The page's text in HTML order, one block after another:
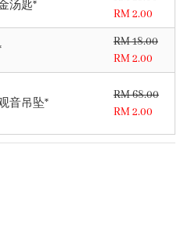
汤匙*
RM 2.00
RM 18.00
RM 2.00
音吊坠*
RM 68.00
RM 2.00